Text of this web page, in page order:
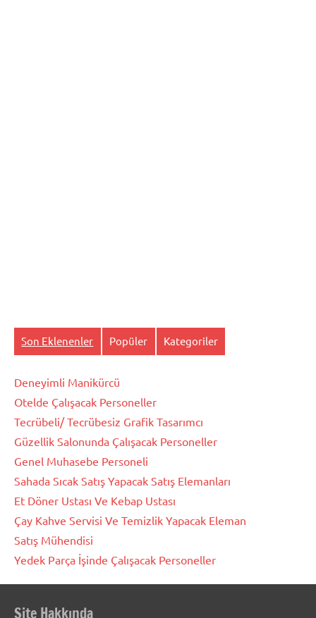
Son Eklenenler Popüler Kategoriler
Deneyimli Manikürcü
Otelde Çalışacak Personeller
Tecrübeli/ Tecrübesiz Grafik Tasarımcı
Güzellik Salonunda Çalışacak Personeller
Genel Muhasebe Personeli
Sahada Sıcak Satış Yapacak Satış Elemanları
Et Döner Ustası Ve Kebap Ustası
Çay Kahve Servisi Ve Temizlik Yapacak Eleman
Satış Mühendisi
Yedek Parça İşinde Çalışacak Personeller
Site Hakkında